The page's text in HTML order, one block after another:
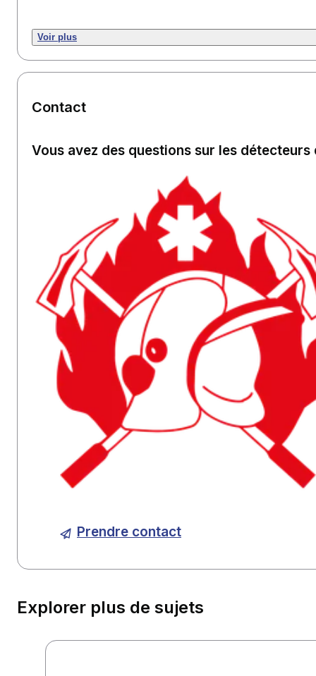
Voir plus
Contact
Vous avez des questions sur les détecteurs
Prendre contact
Explorer plus de sujets